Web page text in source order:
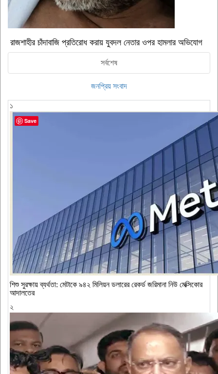
রাজশাহীর চাঁদাবাজি প্রতিরোধ করায় যুবদল নেতার ওপর হামলার অভিযোগ
সর্বশেষ
জনপ্রিয় সংবাদ
১
শিশু সুরক্ষায় ব্যর্থতা: মেটাকে ৯৪২ মিলিয়ন ডলারের রেকর্ড জরিমানা নিউ মেক্সিকোর
আদালতের
২
Save